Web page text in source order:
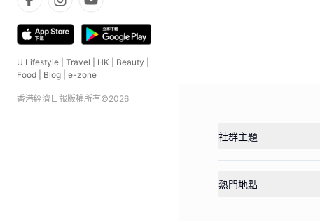
U Lifestyle Travel HK Beauty
Food
Blog e-zone
香港經濟日報版權所有©2026
社群主題
熱門地點